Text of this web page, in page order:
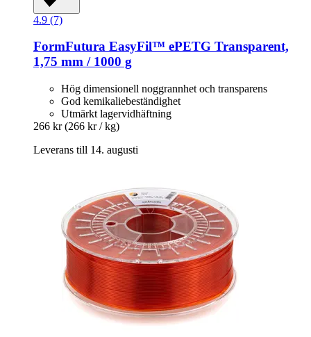
4.9 (7)
FormFutura EasyFil™ ePETG Transparent,
1,75 mm / 1000 g
Hög dimensionell noggrannhet och transparens
God kemikaliebeständighet
Utmärkt lagervidhäftning
266 kr (266 kr / kg)
Leverans till 14. augusti